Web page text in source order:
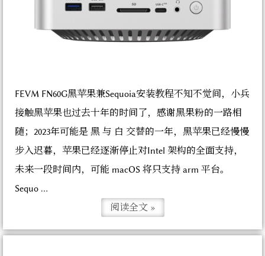
FEVM FN60G黑苹果兼Sequoia安装教程不知不觉间，小兵
接触黑苹果也过去十年的时间了，感谢黑果粉的一路相
随；2023年可能是 黑 与 白 交替的一年，黑苹果已经慢慢
步入迟暮，苹果已经逐渐停止对Intel 架构的全面支持，
未来一段时间内，可能 macOS 将只支持 arm 平台。
Sequo ...
阅读全文 »